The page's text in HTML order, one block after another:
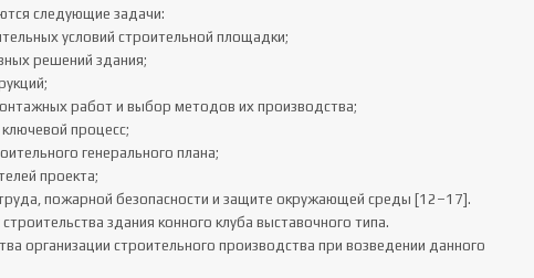
следующие задачи:
здания конного клуба выставочного типа.
организации строительного производства при возведении данного